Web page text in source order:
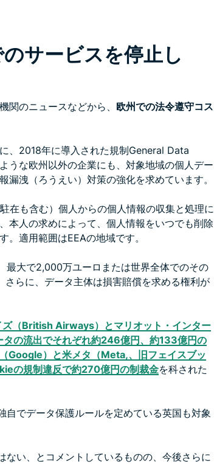
サービスを停止し
関のニュースなどから、 欧州での法令遵守コス
、2018年に導入された規制General Data
な欧州以外の企業にも、対象地域の個人デー
洩（ろうえい）対策の強化を求めています。
在も含む）個人からの個人情報の収集と処理に
本人の求めによって、個人情報をいつでも削除
適用範囲はEEAの地域です。
最大で2,000万ユーロまたは世界全体でのその
らに、データ主体は損害賠償を求める権利が
ズ（British Airways）とマリオット・インター
の流出でそれぞれ約246億円、約133億円の
Google）と米メタ（Meta,、旧フェイスブッ
の規制違反で約270億円の制裁金を科された
自でデータ保護ルールを定めている英国も対象
ない、とコメントしているものの、今後さらに